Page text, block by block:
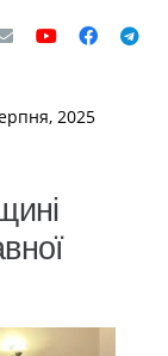
2025